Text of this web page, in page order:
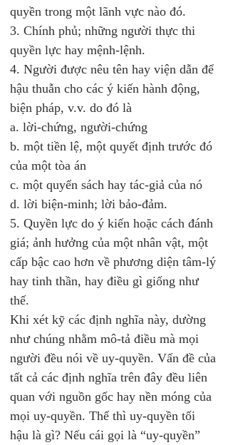
quyền trong một lãnh vực nào đó.
3. Chính phủ; những người thực thi
quyền lực hay mệnh-lệnh.
4. Người được nêu tên hay viện dẫn để
hậu thuẫn cho các ý kiến hành động,
biện pháp, v.v. do đó là
a. lời-chứng, người-chứng
b. một tiền lệ, một quyết định trước đó
của một tòa án
c. một quyển sách hay tác-giả của nó
d. lời biện-minh; lời bảo-đảm.
5. Quyền lực do ý kiến hoặc cách đánh
giá; ảnh hưởng của một nhân vật, một
cấp bậc cao hơn về phương diện tâm-lý
hay tinh thần, hay điều gì giống như
thế.
Khi xét kỹ các định nghĩa này, dường
như chúng nhằm mô-tả điều mà mọi
người đều nói về uy-quyền. Vấn đề của
tất cả các định nghĩa trên đây đều liên
quan với nguồn gốc hay nền móng của
mọi uy-quyền. Thế thì uy-quyền tối
hậu là gì? Nếu cái gọi là “uy-quyền”